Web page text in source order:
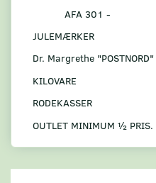
AFA 301 -
JULEMÆRKER
Dr. Margrethe
KILOVARE
RODEKASSER
OUTLET MINIMUM ½ PRIS.